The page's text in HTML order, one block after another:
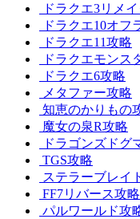
ドラクエ3リメ
ドラクエ10オフ
ドラクエ11攻略
ドラクエモンス
ドラクエ6攻略
メタファー攻略
知恵のかりもの
魔女の泉R攻略
ドラゴンズドグ
TGS攻略
ステラーブレイ
FF7リバース攻略
パルワールド攻